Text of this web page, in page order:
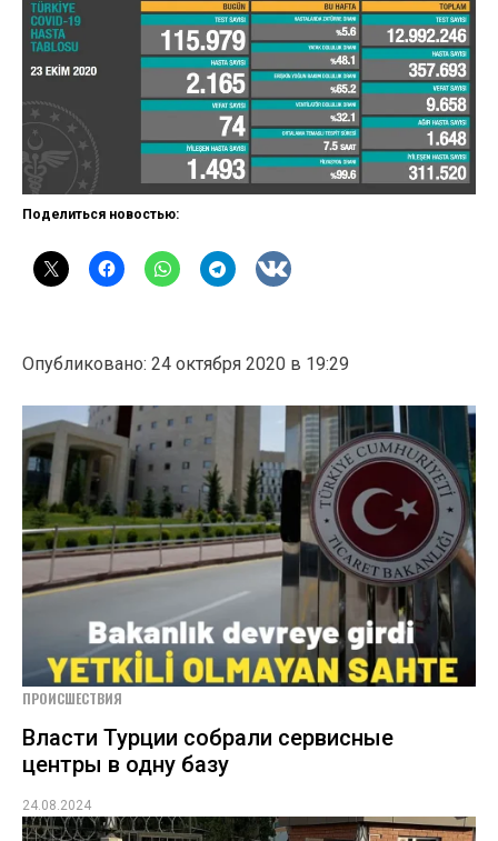
Поделиться новостью:
Опубликовано: 24 октября 2020 в 19:29
ПРОИСШЕСТВИЯ
Власти Турции собрали сервисные
центры в одну базу
24.08.2024